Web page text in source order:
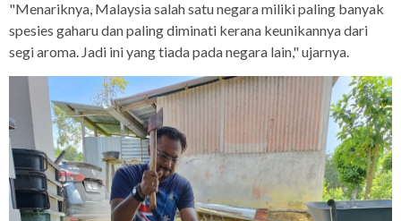
"Menariknya, Malaysia salah satu negara miliki paling banyak
spesies gaharu dan paling diminati kerana keunikannya dari
segi aroma. Jadi ini yang tiada pada negara lain," ujarnya.